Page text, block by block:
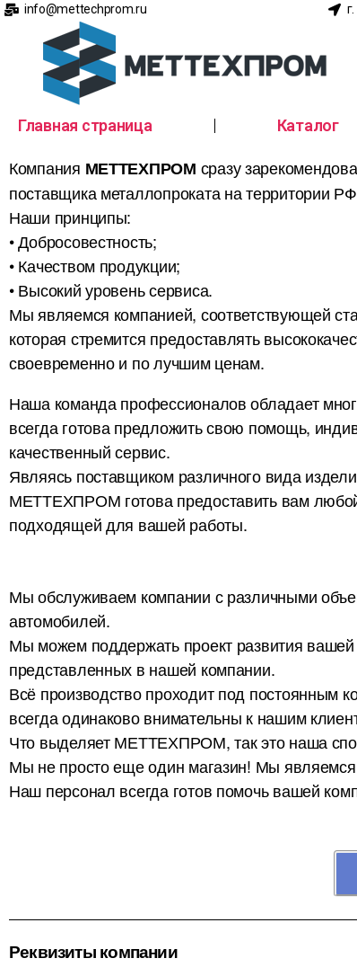
info@mettechprom.ru
Главная страница Каталог
Компания МЕТТЕХПРОМ сразу
поставщика металлопроката на территории
Наши принципы:
• Добросовестность;
• Качеством продукции;
• Высокий уровень сервиса.
Мы являемся компанией, соответствующей
которая стремится предоставлять
своевременно и по лучшим ценам.
Наша команда профессионалов обладает
всегда готова предложить свою помощь,
качественный сервис.
Являясь поставщиком различного вида
МЕТТЕХПРОМ готова предоставить вам
подходящей для вашей работы.
Мы обслуживаем компании с различными
автомобилей.
Мы можем поддержать проект развития
представленных в нашей компании.
Всё производство проходит под постоянным
всегда одинаково внимательны к нашим
Что выделяет МЕТТЕХПРОМ, так это наша
Мы не просто еще один магазин! Мы
Наш персонал всегда готов помочь вашей
Реквизиты компании